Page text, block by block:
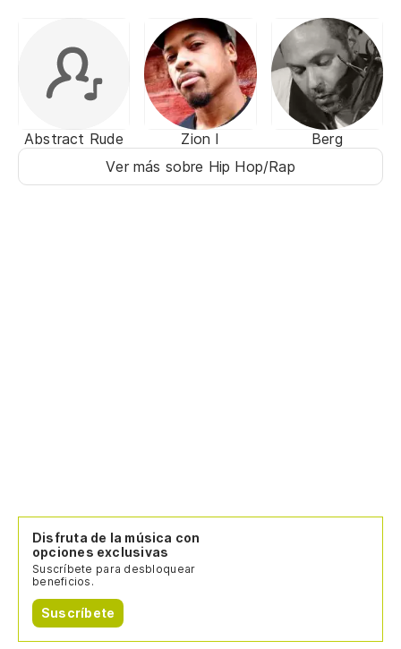
Abstract Rude Zion I
Berg
Ver más sobre Hip Hop/Rap
Disfruta de la música con
opciones exclusivas
Suscríbete para desbloquear
beneficios.
Suscríbete